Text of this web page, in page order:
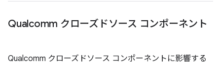
Qualcomm クローズドソース コンポーネント
Qualcomm クローズドソース コンポーネントに影響する